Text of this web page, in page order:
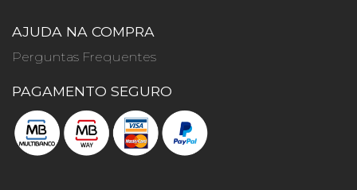
AJUDA NA COMPRA
Perguntas Frequentes
PAGAMENTO SEGURO